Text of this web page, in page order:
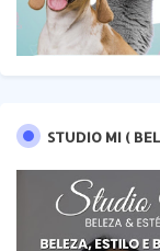
STUDIO MI (